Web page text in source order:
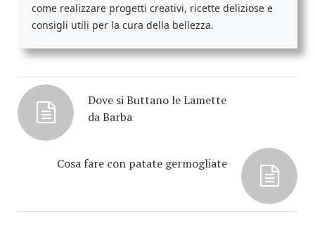
come realizzare progetti creativi, ricette deliziose e
consigli utili per la cura della bellezza.
Dove si Buttano le Lamette
da Barba
Cosa fare con patate germogliate